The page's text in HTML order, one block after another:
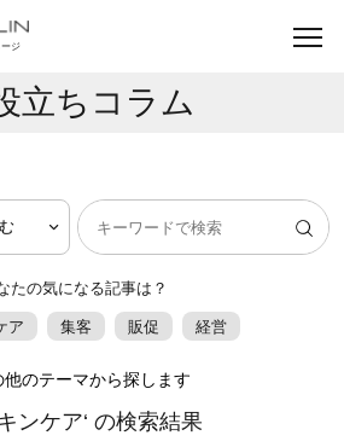
立ちコラム
たの気になる記事は？
ア 集客 販促 経営
他のテーマから探します
ンケア‘ の検索結果